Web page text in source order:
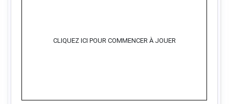
CLIQUEZ ICI POUR COMMENCER À JOUER